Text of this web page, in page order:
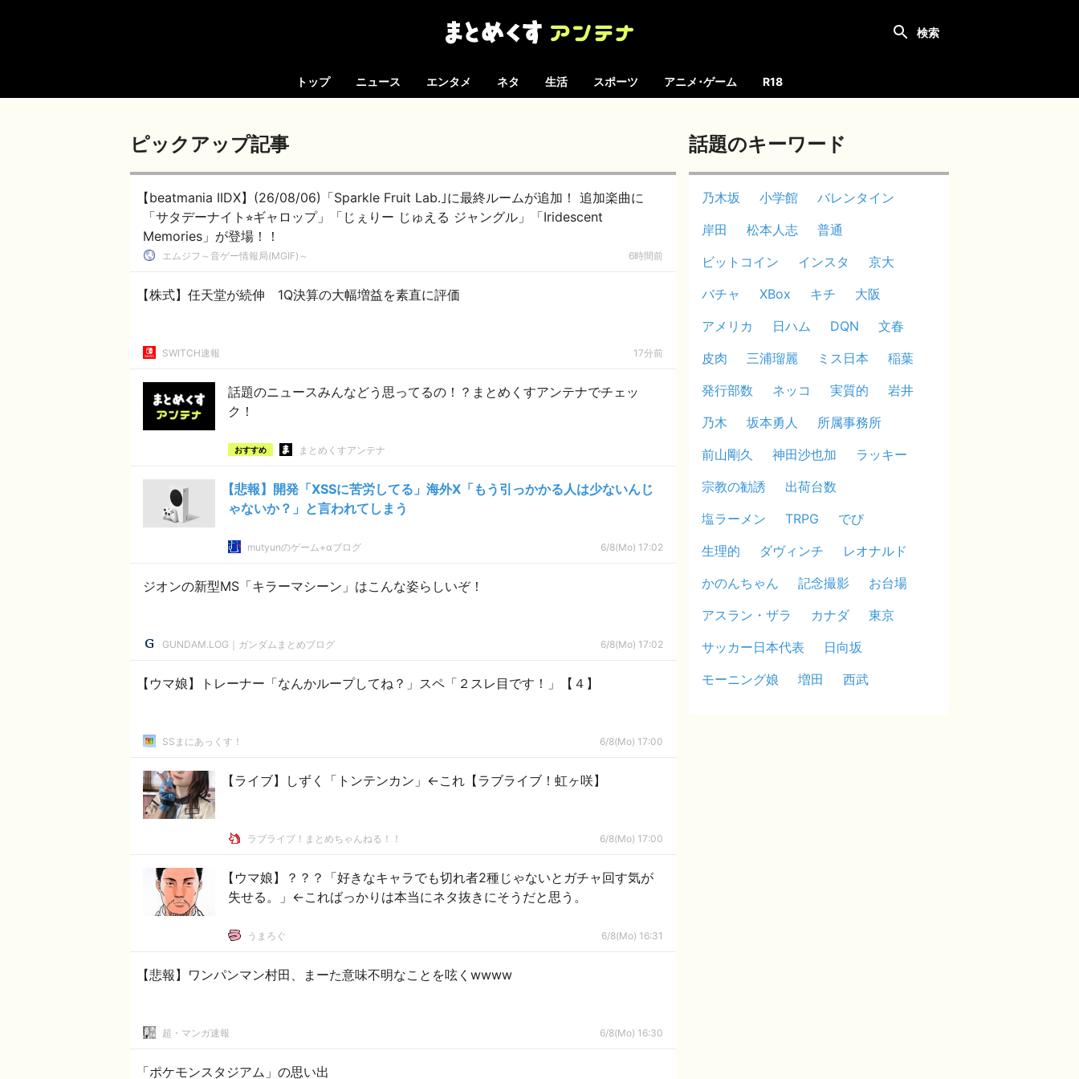
トップ ニュース エンタメ ネタ 生活 スポーツ アニメ･ゲーム R18
ピックアップ記事
【beatmania IIDX】(26/08/06)「Sparkle Fruit Lab.｣に最終ルームが追加！ 追加楽曲に
「サタデーナイト⭐︎ギャロップ」「じぇりー じゅえる ジャングル」「Iridescent
Memories」が登場！！
エムジフ～音ゲー情報局(MGIF)～ 6時間前
【株式】任天堂が続伸 1Q決算の大幅増益を素直に評価
SWITCH速報 17分前
話題のニュースみんなどう思ってるの！？まとめくすアンテナでチェッ
ク！
おすすめ まとめくすアンテナ
【悲報】開発「XSSに苦労してる」海外X「もう引っかかる人は少ないんじ
ゃないか？」と言われてしまう
mutyunのゲーム+αブログ 6/8(Mo) 17:02
ジオンの新型MS「キラーマシーン」はこんな姿らしいぞ！
GUNDAM.LOG｜ガンダムまとめブログ 6/8(Mo) 17:02
【ウマ娘】トレーナー「なんかループしてね？」スペ「２スレ目です！」【４】
SSまにあっくす！ 6/8(Mo) 17:00
【ライブ】しずく「トンテンカン」←これ【ラブライブ！虹ヶ咲】
ラブライブ！まとめちゃんねる！！ 6/8(Mo) 17:00
【ウマ娘】？？？「好きなキャラでも切れ者2種じゃないとガチャ回す気が
失せる。」←こればっかりは本当にネタ抜きにそうだと思う。
うまろぐ 6/8(Mo) 16:31
【悲報】ワンパンマン村田、まーた意味不明なことを呟くwwww
超・マンガ速報 6/8(Mo) 16:30
「ポケモンスタジアム」の思い出
話題のキーワード
乃木坂 小学館
バレンタイン
岸田
松本人志
普通
ビットコイン
インスタ
京大
バチャ
XBox キチ
大阪
アメリカ
日ハム DQN
文春
皮肉
三浦瑠麗 ミス日本
稲葉
発行部数
ネッコ 実質的
岩井
乃木
坂本勇人
所属事務所
前山剛久
神田沙也加
ラッキー
宗教の勧誘
出荷台数
塩ラーメン
TRPG
でび
生理的
ダヴィンチ
レオナルド
かのんちゃん
記念撮影
お台場
アスラン・ザラ
カナダ
東京
サッカー日本代表
日向坂
モーニング娘
増田 西武